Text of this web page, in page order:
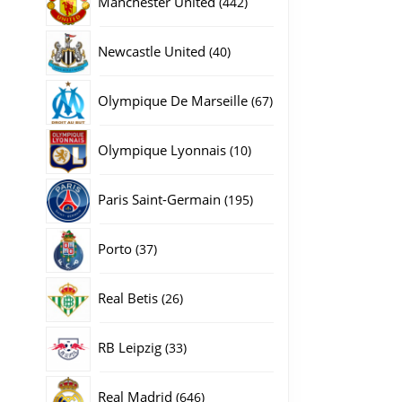
Newcastle United 4040
Olympique De Marseille 6767
Olympique Lyonnais 1010
Paris Saint-Germain 195195
Porto 3737
Real Betis 2626
RB Leipzig 3333
Real Madrid 646646